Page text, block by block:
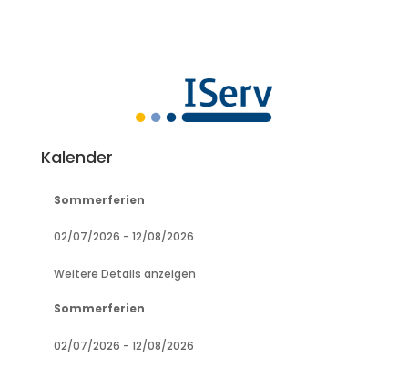
Kalender
Sommerferien
02/07/2026 - 12/08/2026
Weitere Details anzeigen
Sommerferien
02/07/2026 - 12/08/2026